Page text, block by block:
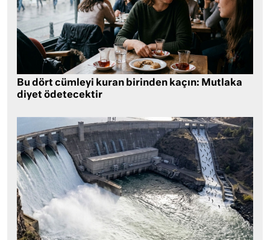
Bu dört cümleyi kuran birinden kaçın: Mutlaka
diyet ödetecektir